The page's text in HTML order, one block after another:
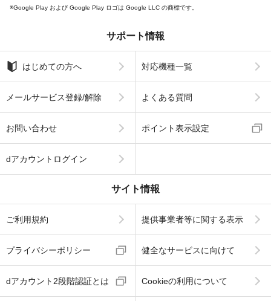
Google Play および Google Play ロゴは Google LLC の商標です。
サポート情報
はじめての方へ 対応機種一覧
メールサービス登録/解除 よくある質問
お問い合わせ ポイント表示設定
dアカウントログイン
サイト情報
ご利用規約 提供事業者等に関する表示
プライバシーポリシー 健全なサービスに向けて
dアカウント2段階認証とは Cookieの利用について